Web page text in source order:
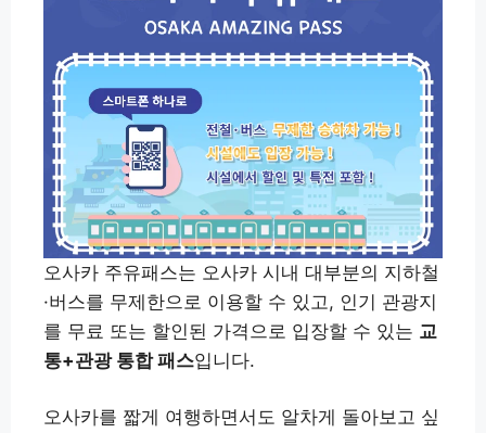
오사카 주유패스는 오사카 시내 대부분의 지하철
·버스를 무제한으로 이용할 수 있고, 인기 관광지
를 무료 또는 할인된 가격으로 입장할 수 있는 교
통+관광 통합 패스입니다.
오사카를 짧게 여행하면서도 알차게 돌아보고 싶